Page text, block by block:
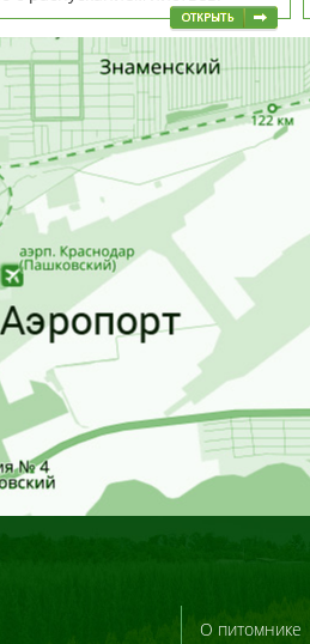
О питомнике